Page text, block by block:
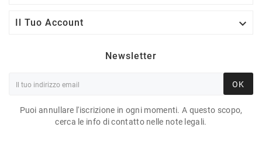
Il Tuo Account 
Newsletter
OK
Puoi annullare l'iscrizione in ogni momenti. A questo scopo,
cerca le info di contatto nelle note legali.